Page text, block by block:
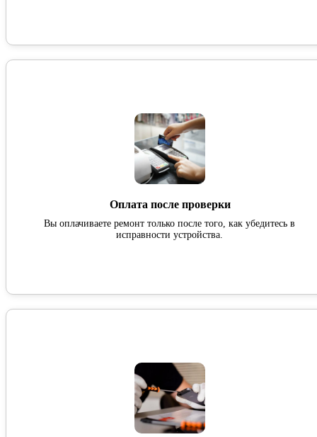
Оплата после проверки
Вы оплачиваете ремонт только после того, как убедитесь в
исправности устройства.